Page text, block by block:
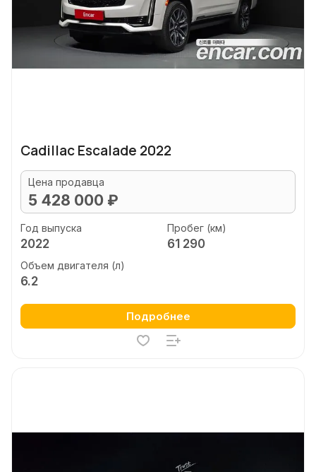
Cadillac Escalade 2022
Цена продавца
5 428 000 ₽
Год выпуска
2022
Пробег (км)
61 290
Объем двигателя (л)
6.2
Подробнее